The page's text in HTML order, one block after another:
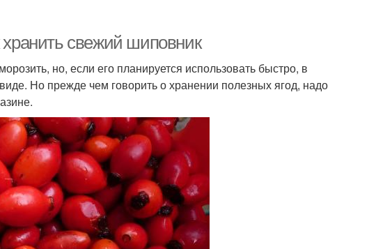
свежий шиповник
но, если его планируется использовать быстро, в
Но прежде чем говорить о хранении полезных ягод, надо